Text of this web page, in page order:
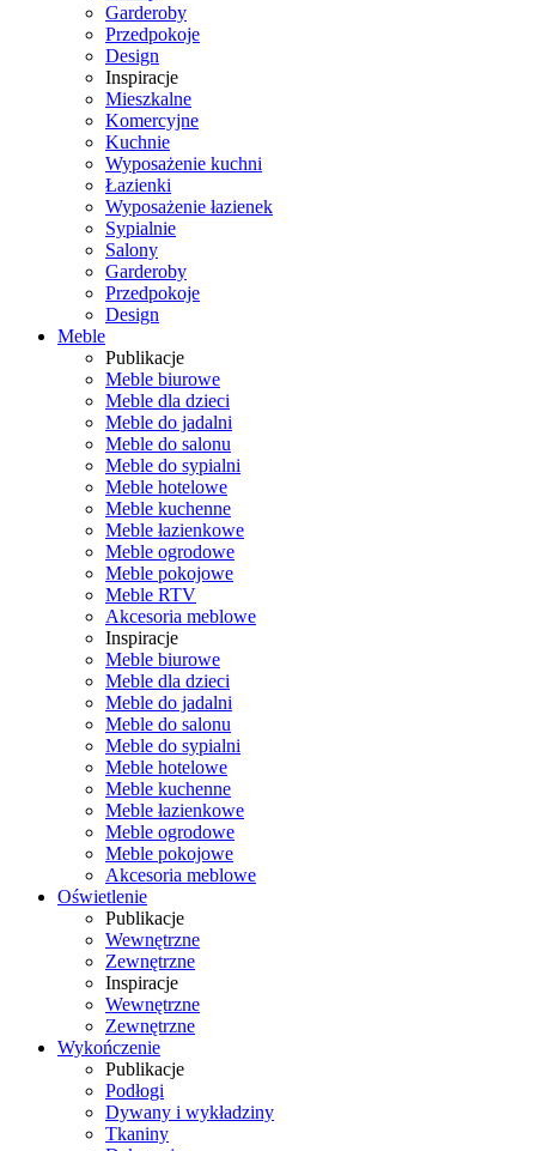
Garderoby
Przedpokoje
Design
Inspiracje
Mieszkalne
Komercyjne
Kuchnie
Wyposażenie kuchni
Łazienki
Wyposażenie łazienek
Sypialnie
Salony
Garderoby
Przedpokoje
Design
Meble
Publikacje
Meble biurowe
Meble dla dzieci
Meble do jadalni
Meble do salonu
Meble do sypialni
Meble hotelowe
Meble kuchenne
Meble łazienkowe
Meble ogrodowe
Meble pokojowe
Meble RTV
Akcesoria meblowe
Inspiracje
Meble biurowe
Meble dla dzieci
Meble do jadalni
Meble do salonu
Meble do sypialni
Meble hotelowe
Meble kuchenne
Meble łazienkowe
Meble ogrodowe
Meble pokojowe
Akcesoria meblowe
Oświetlenie
Publikacje
Wewnętrzne
Zewnętrzne
Inspiracje
Wewnętrzne
Zewnętrzne
Wykończenie
Publikacje
Podłogi
Dywany i wykładziny
Tkaniny